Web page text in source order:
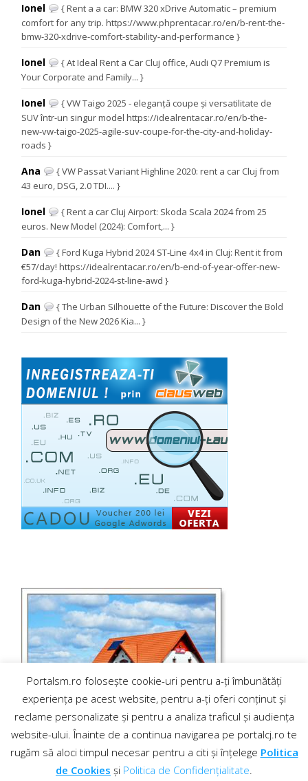
Ionel
{ Rent a a car: BMW 320 xDrive Automatic – premium
comfort for any trip. https://www.phprentacar.ro/en/b-rent-the-
bmw-320-xdrive-comfort-stability-and-performance }
Ionel
{ At Ideal Rent a Car Cluj office, Audi Q7 Premium is
Your Corporate and Family... }
Ionel
{ VW Taigo 2025 - eleganță coupe și versatilitate de
SUV într-un singur model https://idealrentacar.ro/en/b-the-
new-vw-taigo-2025-agile-suv-coupe-for-the-city-and-holiday-
roads }
Ana
{ VW Passat Variant Highline 2020: rent a car Cluj from
43 euro, DSG, 2.0 TDI.... }
Ionel
{ Rent a car Cluj Airport: Skoda Scala 2024 from 25
euros. New Model (2024): Comfort,... }
Dan
{ Ford Kuga Hybrid 2024 ST-Line 4x4 in Cluj: Rent it from
€57/day! https://idealrentacar.ro/en/b-end-of-year-offer-new-
ford-kuga-hybrid-2024-st-line-awd }
Dan
{ The Urban Silhouette of the Future: Discover the Bold
Design of the New 2026 Kia... }
Portalsm.ro folosește cookie-uri pentru a-ți îmbunătăți
experiența pe acest website, pentru a-ți oferi conținut și
reclame personalizate și pentru a analiza traficul și audiența
website-ului. Înainte de a continua navigarea pe portalcj.ro te
rugăm să aloci timpul necesar pentru a citi și înțelege Politica
de Cookies și Politica de Confidențialitate.